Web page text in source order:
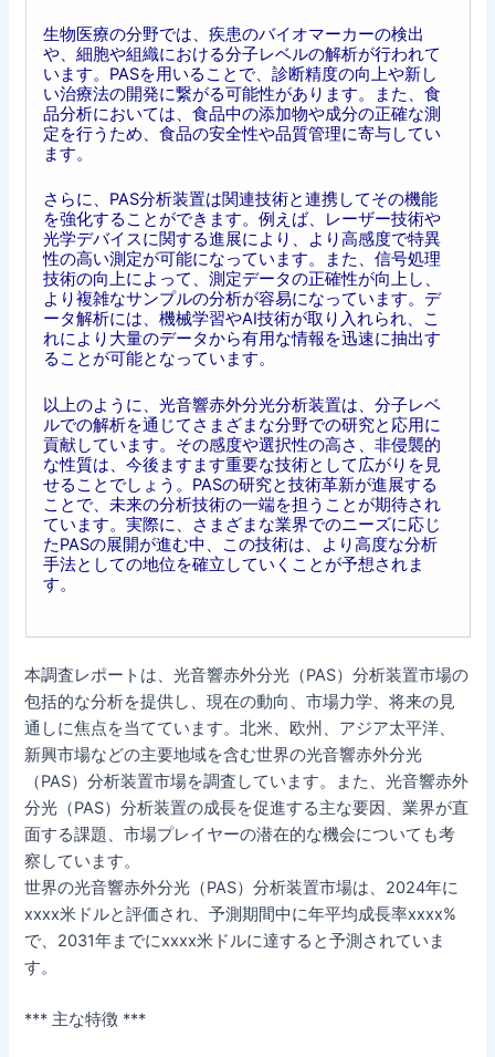
生物医療の分野では、疾患のバイオマーカーの検出
や、細胞や組織における分子レベルの解析が行われて
います。PASを用いることで、診断精度の向上や新し
い治療法の開発に繋がる可能性があります。また、食
品分析においては、食品中の添加物や成分の正確な測
定を行うため、食品の安全性や品質管理に寄与してい
ます。
さらに、PAS分析装置は関連技術と連携してその機能
を強化することができます。例えば、レーザー技術や
光学デバイスに関する進展により、より高感度で特異
性の高い測定が可能になっています。また、信号処理
技術の向上によって、測定データの正確性が向上し、
より複雑なサンプルの分析が容易になっています。デ
ータ解析には、機械学習やAI技術が取り入れられ、こ
れにより大量のデータから有用な情報を迅速に抽出す
ることが可能となっています。
以上のように、光音響赤外分光分析装置は、分子レベ
ルでの解析を通じてさまざまな分野での研究と応用に
貢献しています。その感度や選択性の高さ、非侵襲的
な性質は、今後ますます重要な技術として広がりを見
せることでしょう。PASの研究と技術革新が進展する
ことで、未来の分析技術の一端を担うことが期待され
ています。実際に、さまざまな業界でのニーズに応じ
たPASの展開が進む中、この技術は、より高度な分析
手法としての地位を確立していくことが予想されま
す。
本調査レポートは、光音響赤外分光（PAS）分析装置市場の
包括的な分析を提供し、現在の動向、市場力学、将来の見
通しに焦点を当てています。北米、欧州、アジア太平洋、
新興市場などの主要地域を含む世界の光音響赤外分光
（PAS）分析装置市場を調査しています。また、光音響赤外
分光（PAS）分析装置の成長を促進する主な要因、業界が直
面する課題、市場プレイヤーの潜在的な機会についても考
察しています。
世界の光音響赤外分光（PAS）分析装置市場は、2024年に
xxxx米ドルと評価され、予測期間中に年平均成長率xxxx%
で、2031年までにxxxx米ドルに達すると予測されていま
す。
*** 主な特徴 ***